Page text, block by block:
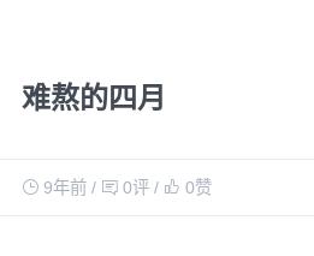
难熬的四月
9年前/ 0评/ 0赞